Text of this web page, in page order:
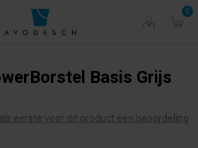
0
Basis Grijs
eerste voor dit product een beoordeling